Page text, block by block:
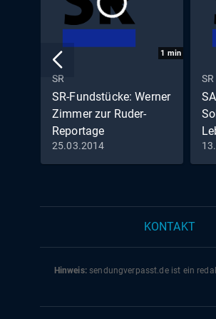
1 min
SR
SR-Fundstücke: Werner
Zimmer zur Ruder-
Reportage
Werner Zimmer zur Ruder-
Reportage Dreisbach.
25.03.2014
SR
KONTAKT
Hinweis:sendungverpasst.deist ein